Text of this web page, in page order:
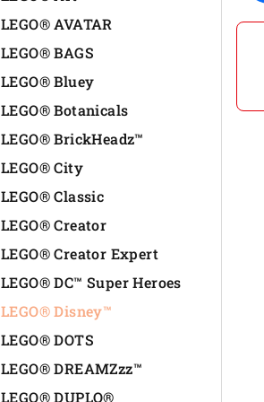
LEGO® AVATAR
LEGO® BAGS
LEGO® Bluey
LEGO® Botanicals
LEGO® BrickHeadz™
LEGO® City
LEGO® Classic
LEGO® Creator
LEGO® Creator Expert
LEGO® DC™ Super Heroes
LEGO® Disney™
LEGO® DOTS
LEGO® DREAMZzz™
LEGO® DUPLO®